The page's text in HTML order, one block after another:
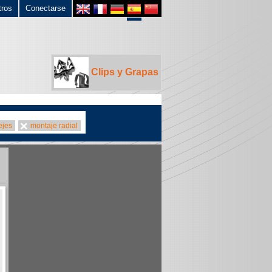
Conectarse
Clips y Grapas
montaje radial